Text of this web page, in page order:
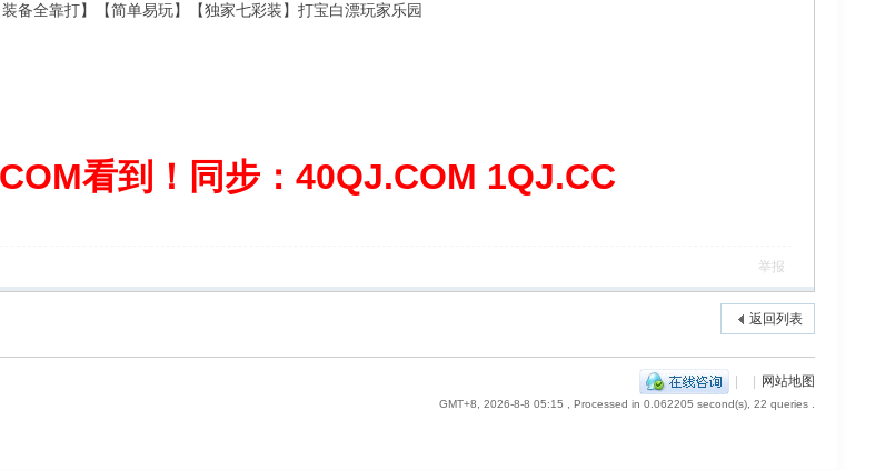
备全靠打】【简单易玩】【独家七彩装】打宝白漂玩家乐园
看到！同步：40QJ.COM 1QJ.CC
举报
返回列表
| | 网站地图
GMT+8, 2026-8-8 05:15 , Processed in 0.062205 second(s), 22 queries .